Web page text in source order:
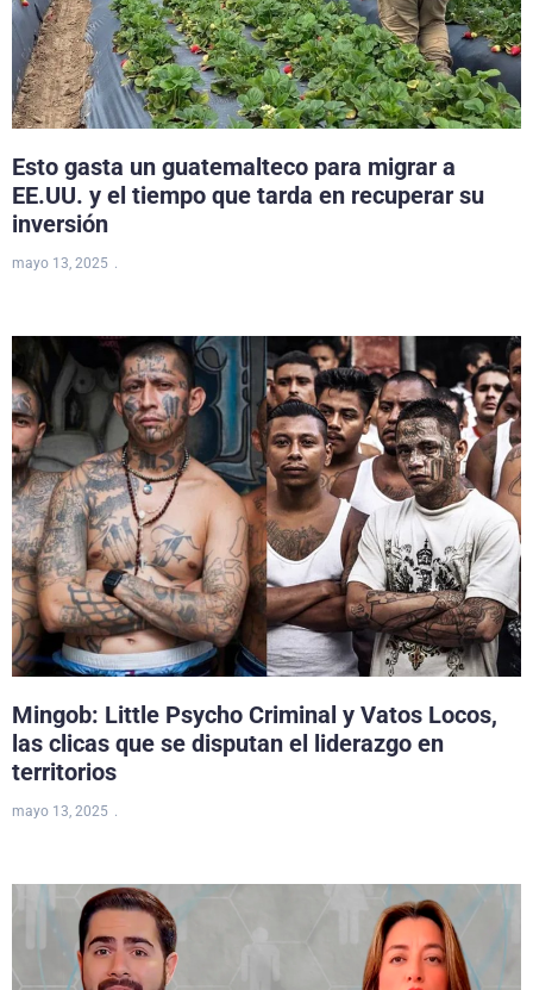
Esto gasta un guatemalteco para migrar a
EE.UU. y el tiempo que tarda en recuperar su
inversión
mayo 13, 2025
Mingob: Little Psycho Criminal y Vatos Locos,
las clicas que se disputan el liderazgo en
territorios
mayo 13, 2025